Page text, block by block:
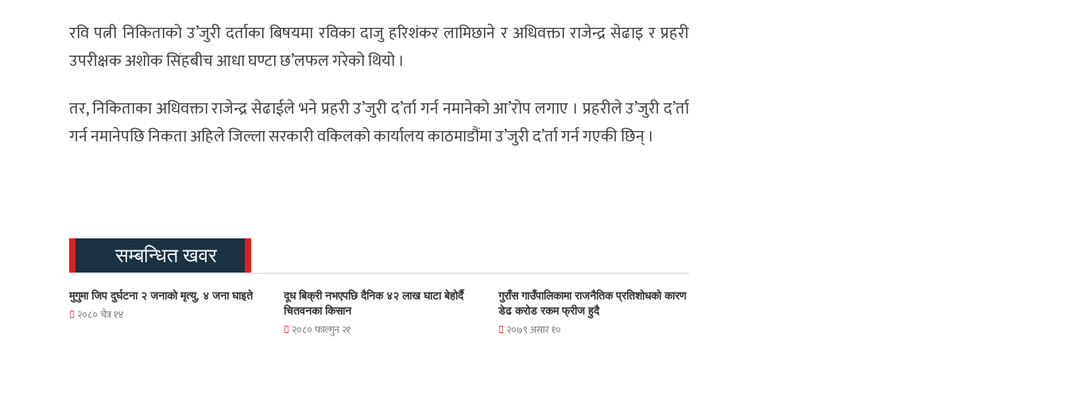
रवि पत्नी निकिताको उ’जुरी दर्ताका बिषयमा रविका दाजु हरिशंकर लामिछाने र अधिवक्ता राजेन्द्र सेढाइ र प्रहरी
उपरीक्षक अशोक सिंहबीच आधा घण्टा छ’लफल गरेको थियो ।
तर, निकिताका अधिवक्ता राजेन्द्र सेढाईले भने प्रहरी उ’जुरी द’र्ता गर्न नमानेको आ’रोप लगाए । प्रहरीले उ’जुरी द’र्ता
गर्न नमानेपछि निकता अहिले जिल्ला सरकारी वकिलको कार्यालय काठमाडौंमा उ’जुरी द’र्ता गर्न गएकी छिन् ।
सम्बन्धित खवर
मुगुमा जिप दुर्घटना २ जनाको मृत्यु, ४ जना घाइते
२०८० चैत्र १४
दूध बिक्री नभएपछि दैनिक ४२ लाख घाटा बेहोर्दै
चितवनका किसान
२०८० फाल्गुन २१
गुराँस गाउँपालिकामा राजनैतिक प्रतिशोधको कारण
डेढ करोड रकम फ्रीज हुदै
२०७९ असार १०